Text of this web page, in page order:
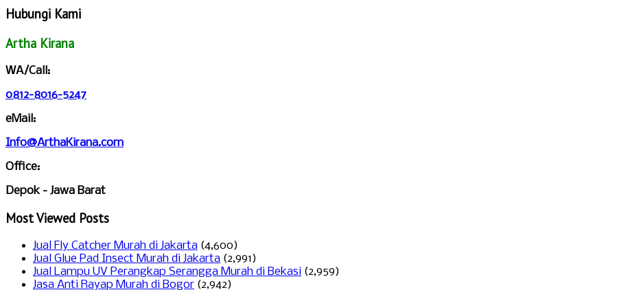
Hubungi Kami
Artha Kirana
WA/Call:
0812-8016-5247
eMail:
Info@ArthaKirana.com
Office:
Depok - Jawa Barat
Most Viewed Posts
Jual Fly Catcher Murah di Jakarta (4,600)
Jual Glue Pad Insect Murah di Jakarta (2,991)
Jual Lampu UV Perangkap Serangga Murah di Bekasi (2,959)
Jasa Anti Rayap Murah di Bogor (2,942)